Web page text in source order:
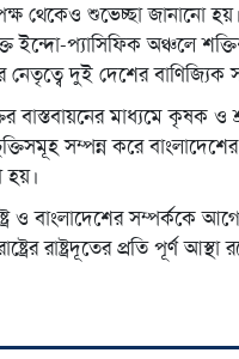
থেকেও শুভেচ্ছা জানানো হয়।
প্যাসিফিক অঞ্চলে
নেতৃত্বে দুই দেশের
বাস্তবায়নের মাধ্যমে
সম্পন্ন করে
হয়।
ও বাংলাদেশের
রাষ্ট্রদূতের প্রতি পূর্ণ